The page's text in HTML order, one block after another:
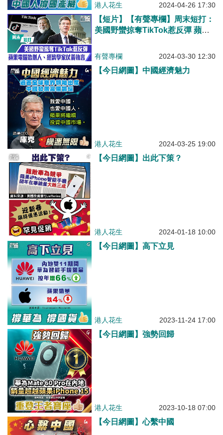
港人花生 2024-04-26 17:30
【短片】【有聲專欄】周末短打：
美國野蠻掠奪TikTok惹反彈 蘋果
有聲專欄 2024-03-30 12:30
【今日網圖】中國經濟魅力
港人花生 2024-03-25 19:00
【今日網圖】出此下策？
港人花生 2024-01-18 10:00
【今日網圖】高下立見
港人花生 2023-11-24 17:00
【今日網圖】強勢回歸
港人花生 2023-10-18 07:00
【今日網圖】心繫中國